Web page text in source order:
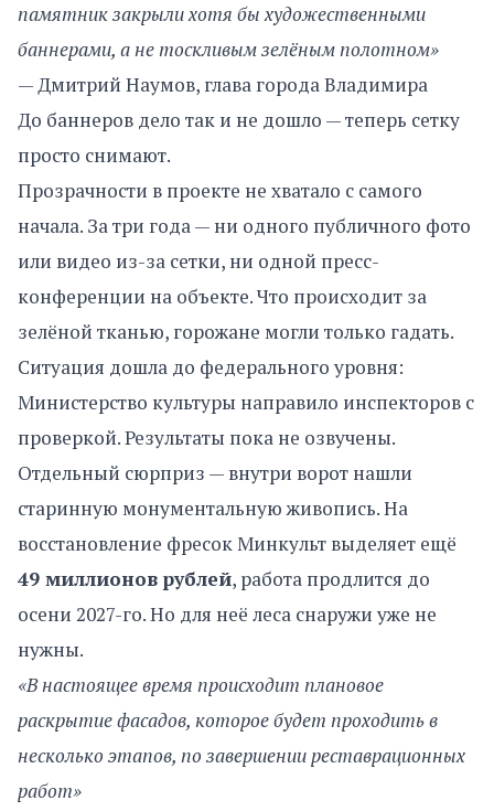
памятник закрыли хотя бы художественными
баннерами, а не тоскливым зелёным полотном»
— Дмитрий Наумов, глава города Владимира
До баннеров дело так и не дошло — теперь сетку
просто снимают.
Прозрачности в проекте не хватало с самого
начала. За три года — ни одного публичного фото
или видео из-за сетки, ни одной пресс-
конференции на объекте. Что происходит за
зелёной тканью, горожане могли только гадать.
Ситуация дошла до федерального уровня:
Министерство культуры направило инспекторов с
проверкой. Результаты пока не озвучены.
Отдельный сюрприз — внутри ворот нашли
старинную монументальную живопись. На
восстановление фресок Минкульт выделяет ещё
49 миллионов рублей, работа продлится до
осени 2027-го. Но для неё леса снаружи уже не
нужны.
«В настоящее время происходит плановое
раскрытие фасадов, которое будет проходить в
несколько этапов, по завершении реставрационных
работ»